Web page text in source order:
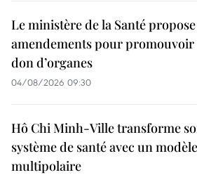
Le ministère de la Santé
amendements pour promouvoir
don d’organes
04/08/2026 09:30
Hô Chi Minh-Ville transforme
système de santé avec un modèle
multipolaire